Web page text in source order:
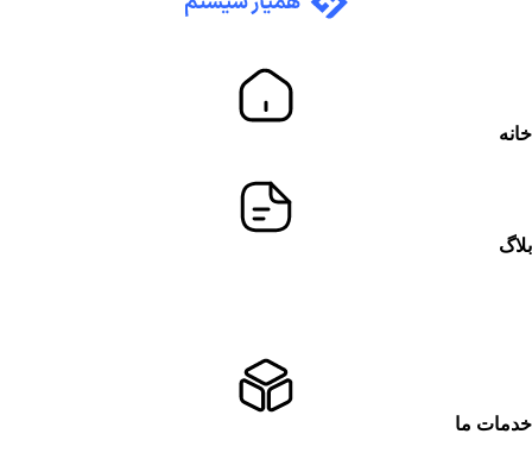
خانه
بلاگ
خدمات ما